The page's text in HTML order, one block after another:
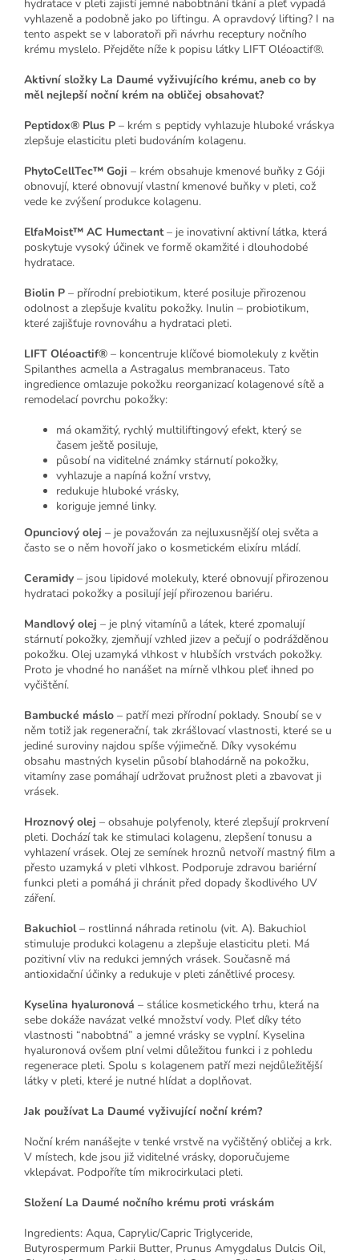
hydratace v pleti zajistí jemné nabobtnání tkání a pleť vypadá
vyhlazeně a podobně jako po liftingu. A opravdový lifting? I na
tento aspekt se v laboratoři při návrhu receptury nočního
krému myslelo. Přejděte níže k popisu látky LIFT Oléoactif®.
Aktivní složky La Daumé vyživujícího krému, aneb co by
měl nejlepší noční krém na obličej obsahovat?
Peptidox® Plus P – krém s peptidy vyhlazuje hluboké vráskya
zlepšuje elasticitu pleti budováním kolagenu.
PhytoCellTec™ Goji – krém obsahuje kmenové buňky z Góji
obnovují, které obnovují vlastní kmenové buňky v pleti, což
vede ke zvýšení produkce kolagenu.
ElfaMoist™ AC Humectant – je inovativní aktivní látka, která
poskytuje vysoký účinek ve formě okamžité i dlouhodobé
hydratace.
Biolin P – přírodní prebiotikum, které posiluje přirozenou
odolnost a zlepšuje kvalitu pokožky. Inulin – probiotikum,
které zajišťuje rovnováhu a hydrataci pleti.
LIFT Oléoactif® – koncentruje klíčové biomolekuly z květin
Spilanthes acmella a Astragalus membranaceus. Tato
ingredience omlazuje pokožku reorganizací kolagenové sítě a
remodelací povrchu pokožky:
má okamžitý, rychlý multiliftingový efekt, který se
časem ještě posiluje,
působí na viditelné známky stárnutí pokožky,
vyhlazuje a napíná kožní vrstvy,
redukuje hluboké vrásky,
koriguje jemné linky.
Opunciový olej – je považován za nejluxusnější olej světa a
často se o něm hovoří jako o kosmetickém elixíru mládí.
Ceramidy – jsou lipidové molekuly, které obnovují přirozenou
hydrataci pokožky a posilují její přirozenou bariéru.
Mandlový olej – je plný vitamínů a látek, které zpomalují
stárnutí pokožky, zjemňují vzhled jizev a pečují o podrážděnou
pokožku. Olej uzamyká vlhkost v hlubších vrstvách pokožky.
Proto je vhodné ho nanášet na mírně vlhkou pleť ihned po
vyčištění.
Bambucké máslo – patří mezi přírodní poklady. Snoubí se v
něm totiž jak regenerační, tak zkrášlovací vlastnosti, které se u
jediné suroviny najdou spíše výjimečně. Díky vysokému
obsahu mastných kyselin působí blahodárně na pokožku,
vitamíny zase pomáhají udržovat pružnost pleti a zbavovat ji
vrásek.
Hroznový olej – obsahuje polyfenoly, které zlepšují prokrvení
pleti. Dochází tak ke stimulaci kolagenu, zlepšení tonusu a
vyhlazení vrásek. Olej ze semínek hroznů netvoří mastný film a
přesto uzamyká v pleti vlhkost. Podporuje zdravou bariérní
funkci pleti a pomáhá ji chránit před dopady škodlivého UV
záření.
Bakuchiol – rostlinná náhrada retinolu (vit. A). Bakuchiol
stimuluje produkci kolagenu a zlepšuje elasticitu pleti. Má
pozitivní vliv na redukci jemných vrásek. Současně má
antioxidační účinky a redukuje v pleti zánětlivé procesy.
Kyselina hyaluronová – stálice kosmetického trhu, která na
sebe dokáže navázat velké množství vody. Pleť díky této
vlastnosti “nabobtná” a jemné vrásky se vyplní. Kyselina
hyaluronová ovšem plní velmi důležitou funkci i z pohledu
regenerace pleti. Spolu s kolagenem patří mezi nejdůležitější
látky v pleti, které je nutné hlídat a doplňovat.
Jak používat La Daumé vyživující noční krém?
Noční krém nanášejte v tenké vrstvě na vyčištěný obličej a krk.
V místech, kde jsou již viditelné vrásky, doporučujeme
vklepávat. Podpoříte tím mikrocirkulaci pleti.
Složení La Daumé nočního krému proti vráskám
Ingredients: Aqua, Caprylic/Capric Triglyceride,
Butyrospermum Parkii Butter, Prunus Amygdalus Dulcis Oil,